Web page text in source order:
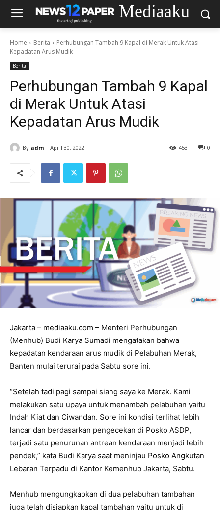
Mediaaku
Home Berita
Perhubungan Tambah 9 Kapal di Merak Untuk Atasi
Kepadatan Arus Mudik
Berita
Perhubungan Tambah 9 Kapal
di Merak Untuk Atasi
Kepadatan Arus Mudik
By adm April 30, 2022 0
453
Jakarta – mediaaku.com – Menteri Perhubungan
(Menhub) Budi Karya Sumadi mengatakan bahwa
kepadatan kendaraan arus mudik di Pelabuhan Merak,
Banten mulai terurai pada Sabtu sore ini.
“Setelah tadi pagi sampai siang saya ke Merak. Kami
melakukan satu upaya untuk menambah pelabuhan yaitu
Indah Kiat dan Ciwandan. Sore ini kondisi terlihat lebih
lancar dan berdasarkan pengecekan di Posko ASDP,
terjadi satu penurunan antrean kendaraan menjadi lebih
pendek,” kata Budi Karya saat meninjau Posko Angkutan
Lebaran Terpadu di Kantor Kemenhub Jakarta, Sabtu.
Menhub mengungkapkan di dua pelabuhan tambahan
juga telah disiapkan kapal tambahan yaitu untuk di